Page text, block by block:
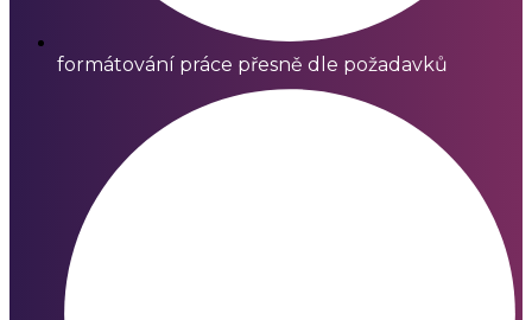
formátování práce přesně dle požadavků